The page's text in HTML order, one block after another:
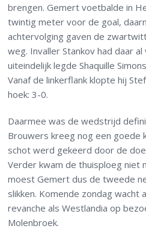
brengen. Gemert voetbalde in
twintig meter voor de goal,
achtervolging gaven de
weg. Invaller Stankov had daar
uiteindelijk legde Shaquille
Vanaf de linkerflank klopte hij
hoek: 3-0.
Daarmee was de wedstrijd
Brouwers kreeg nog een goede
schot werd gekeerd door de
Verder kwam de thuisploeg niet
moest Gemert dus de tweede
slikken. Komende zondag wacht
revanche als Westlandia op
Molenbroek.